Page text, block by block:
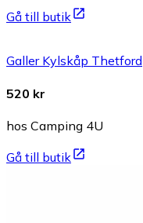
Gå till butik
Galler Kylskåp Thetford
520 kr
hos Camping 4U
Gå till butik